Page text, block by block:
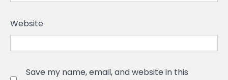
Website
Save my name, email, and website in this